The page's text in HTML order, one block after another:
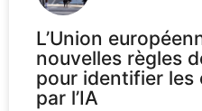
L’Union
nouvelles règles
pour identifier les
par l’IA